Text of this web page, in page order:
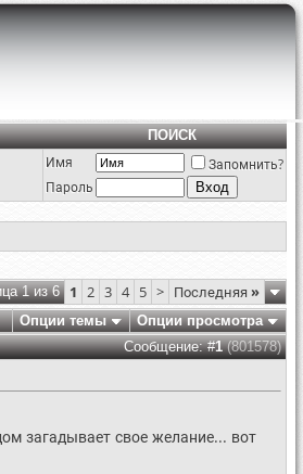
ПОИСК
Имя
Запомнить?
Пароль
1 из 6 1 2 3 4 5 > Последняя»
Опции темы
Опции просмотра
Сообщение: #1(801578)
загадывает свое желание... вот